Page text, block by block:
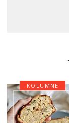
KOLUMNE